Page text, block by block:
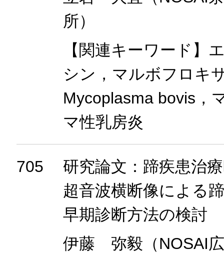
所）
【関連キーワード】
シン，マルボフロキ
Mycoplasma bovis，
マ性乳房炎
705
研究論文：蹄疾患治
超音波横断像による
早期診断方法の検討
伊藤 弥毅（NOSAI